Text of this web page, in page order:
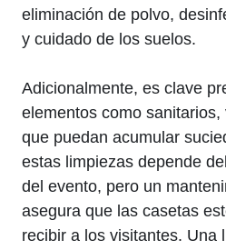
eliminación de polvo,
y cuidado de los suelos.
Adicionalmente, es clave
elementos como
que puedan acumular
estas limpiezas depende
del evento, pero un
asegura que las casetas
recibir a los visitantes. Una